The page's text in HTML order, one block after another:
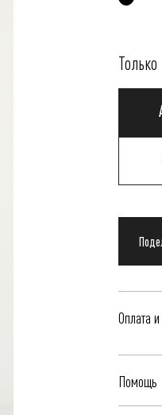
Оплата
Delivery
to clarify
Помощь